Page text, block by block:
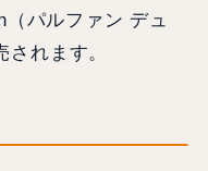
パルファン デュ
れます。